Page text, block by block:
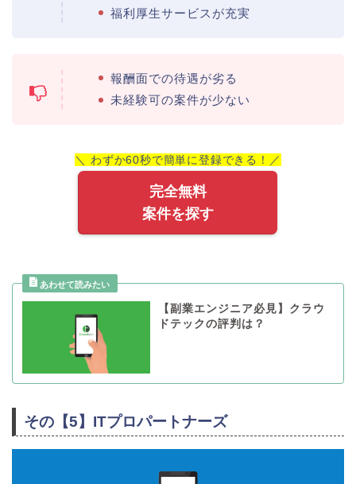
福利厚生サービスが充実
報酬面での待遇が劣る
未経験可の案件が少ない
＼ わずか60秒で簡単に登録できる！／
完全無料
案件を探す
【副業エンジニア必見】クラウ
ドテックの評判は？
その【5】ITプロパートナーズ